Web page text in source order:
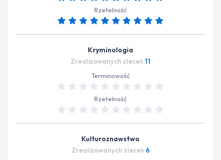
Rzetelność
Kryminologia
Zrealizowanych zleceń 11
Terminowość
Rzetelność
Kulturoznawstwo
Zrealizowanych zleceń 6